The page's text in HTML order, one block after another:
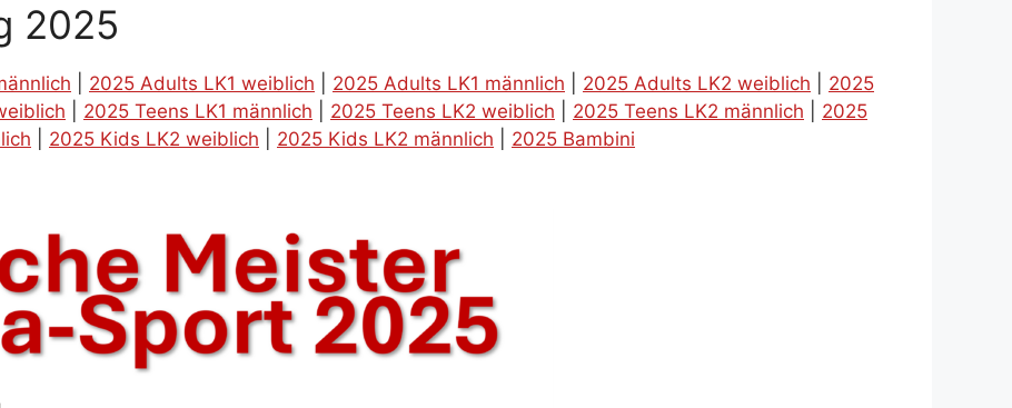
2025
2025 Adults LK1 weiblich 2025 Adults LK1 männlich 2025 Adults LK2 weiblich
2025
2025 Teens LK1 männlich 2025 Teens LK2 weiblich 2025 Teens LK2 männlich
2025
2025 Kids LK2 weiblich 2025 Kids LK2 männlich 2025 Bambini